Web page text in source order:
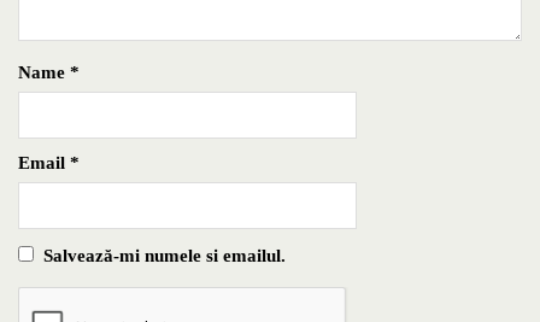
Name *
Email *
Salvează-mi numele si emailul.